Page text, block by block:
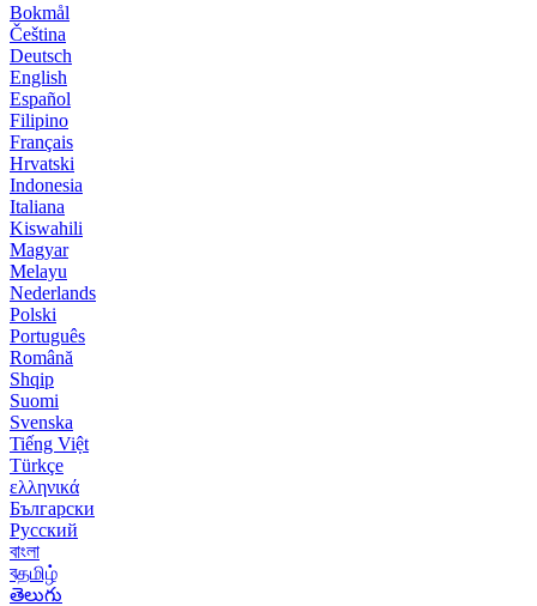
Bokmål
Čeština
Deutsch
English
Español
Filipino
Français
Hrvatski
Indonesia
Italiana
Kiswahili
Magyar
Melayu
Nederlands
Polski
Português
Română
Shqip
Suomi
Svenska
Tiếng Việt
Türkçe
ελληνικά
Български
Русский
বাংলা
বதமிழ்
తెలుగు